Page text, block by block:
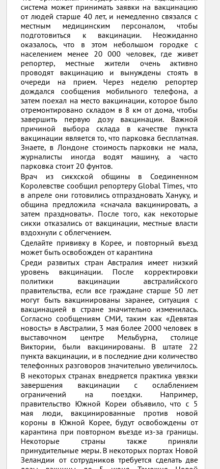
система может принимать заявки на вакцинацию
от людей старше 40 лет, и немедленно связался с
местным медицинским персоналом, чтобы
подготовиться к вакцинации. Неожиданно
оказалось, что в этом небольшом городке с
населением менее 20 000 человек, где живет
репортер, местные жители очень активно
проводят вакцинацию и вынуждены стоять в
очереди на прием. Через неделю репортер
дождался сообщения мобильного телефона, а
затем поехал на место вакцинации, которое было
отремонтировано складом в 8 км от дома, чтобы
завершить первую дозу вакцинации. Важной
причиной выбора склада в качестве пункта
вакцинации является то, что парковка бесплатная.
Знаете, в Лондоне стоимость парковки не мала,
журналисты иногда водят машину, а часто
парковка стоит 20 фунтов.
Врач из сикхской общины в Соединенном
Королевстве сообщил репортеру Global Times, что
в апреле они готовились отпраздновать Хануку, и
община предложила «сначала вакцинировать, а
затем праздновать». После того, как некоторые
сикхи отказались от вакцинации, местные власти
вздохнули с облегчением.
Сделайте прививку в Корее, и повторный въезд
может быть освобожден от карантина
Среди развитых стран Австралия имеет низкий
уровень вакцинации. После корректировки
политики вакцинации австралийского
правительства, если все граждане старше 50 лет
могут быть вакцинированы заранее, ситуация с
вакцинацией в стране значительно изменилась.
Согласно сообщениям СМИ, таким как «Девятая
новость» в Австралии, 3 мая более 2000 человек в
выставочном центре Мельбурна, столице
Виктории, были вакцинированы. В штате 22
пункта вакцинации, и в последние дни количество
телефонных разговоров значительно увеличилось.
В некоторых странах внедряется практика увязки
завершения вакцинации с ослаблением
ограничений на поездки. Например,
правительство Южной Кореи объявило, что с 5
мая люди, вакцинированные против новой
короны в Южной Корее, будут освобождены от
карантина при повторном въезде из-за границы.
Некоторые страны также приняли
принудительные меры. В некоторых портах Новой
Зеландии от сотрудников требуется сделать две